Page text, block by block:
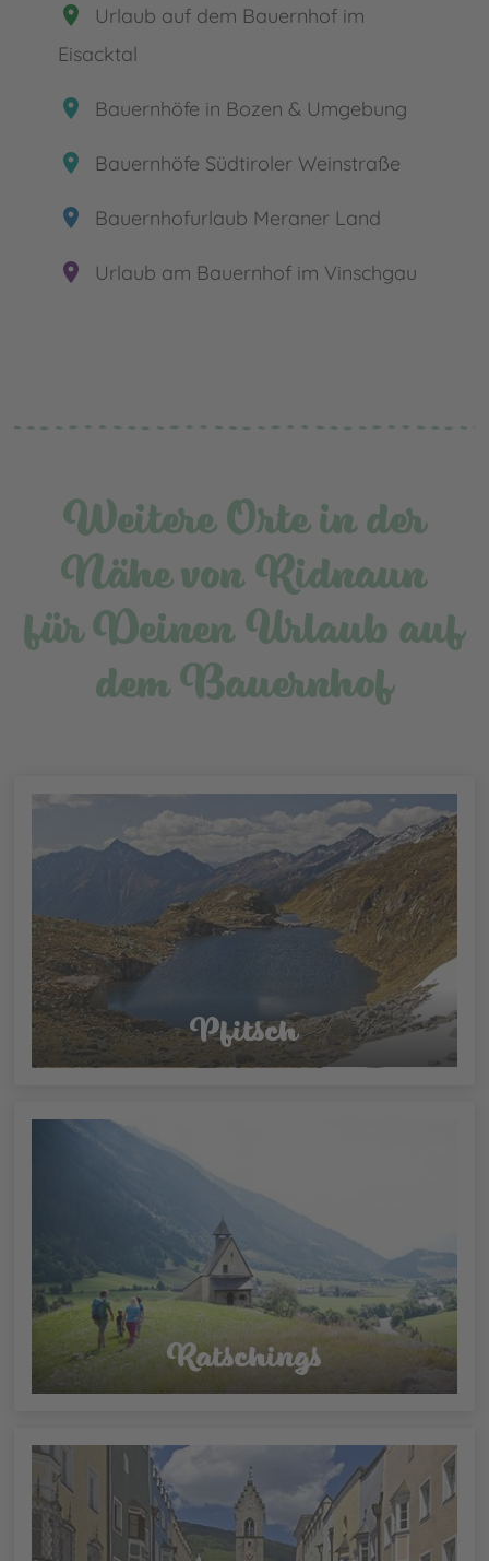
place
Urlaub auf dem Bauernhof im
Eisacktal
place Bauernhöfe in Bozen & Umgebung
place Bauernhöfe Südtiroler Weinstraße
place Bauernhofurlaub Meraner Land
place Urlaub am Bauernhof im Vinschgau
Weitere Orte in der
Nähe von Ridnaun
für Deinen Urlaub auf
dem Bauernhof
Pfitsch
Ratschings